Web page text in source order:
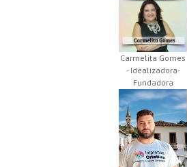
Carmelita Gomes
- Idealizadora-
Fundadora